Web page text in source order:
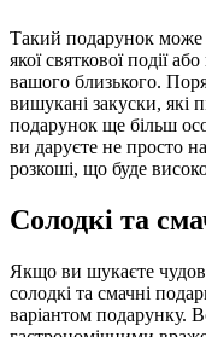
Такий подарунок може
якої святкової події
вашого близького.
вишукані закуски, які
подарунок ще більш
ви даруєте не просто
розкоші, що буде
Солодкі та
Якщо ви шукаєте
солодкі та смачні
варіантом подарунку.